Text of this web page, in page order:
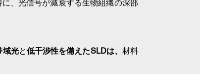
、光信号が減衰する生物組織の深部
域光と低干渉性を備えたSLDは、 材料